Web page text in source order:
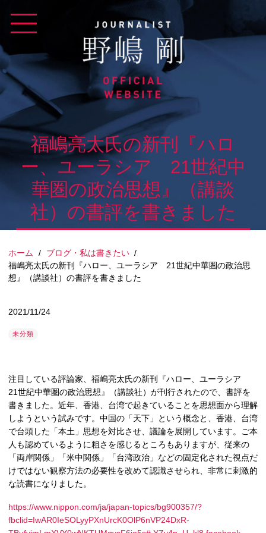
content
福嶋亮太氏の新刊『ハロ
ー、ユーラシア 21世紀中
華圏の政治思想』（講談
社）の書評を書きました
ホーム / ブログ・私は書きたい /
福嶋亮太氏の新刊『ハロー、ユーラシア 21世紀中華圏の政治思
想』（講談社）の書評を書きました
2021/11/24
未分類
注目している評論家、福嶋亮太氏の新刊『ハロー、ユーラシア
21世紀中華圏の政治思想』（講談社）が刊行されたので、書評を
書きました。近年、香港、台湾で起きていることを思想面から理解
しようという試みです。中国の「天下」という概念と、香港、台湾
で台頭した「本土」思想を対比させ、議論を展開しています。ご本
人も認めているように粗さを感じるところもありますが、従来の
「両岸関係」「米中関係」「台湾政治」などの固定化された視点だ
けではない観察方法の必要性を改めて認識させられ、非常に刺激的
な読書になりました。
https://www.nippon.com/ja/japan-topics/bg900357/?
fbclid=IwAR0IeSOLyyPXnUrcK0OlP6nVP24DxR-